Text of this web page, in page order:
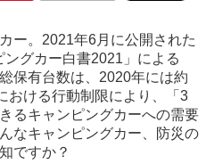
ー。2021年6月に公開された
グカー白書2021」による
保有台数は、2020年には約
おける行動制限により、「3
るキャンピングカーへの需要
なキャンピングカー、防災の
ですか？